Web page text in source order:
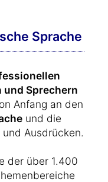
Sprache
Sprechern
Anfang an den
und die
Ausdrücken.
der über 1.400